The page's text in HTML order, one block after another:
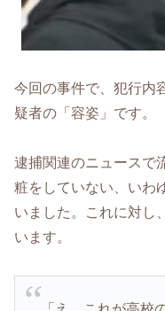
今回の事件で、犯行内
疑者の「容姿」です。
逮捕関連のニュースで
粧をしていない、いわ
いました。これに対し
います。